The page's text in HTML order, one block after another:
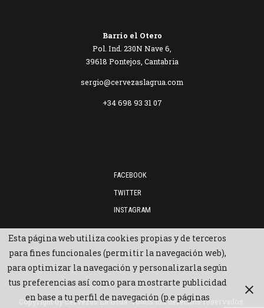
Barrio el Otero
Pol. Ind. 230N Nave 6,
39618 Pontejos, Cantabria
sergio@cervezaslagrua.com
+34 698 93 31 07
FACEBOOK
TWITTER
INSTAGRAM
Copyright by Cervezas La Grúa. Todos los derechos reservados.
Esta página web utiliza cookies propias y de terceros
para fines funcionales (permitir la navegación web),
para optimizar la navegación y personalizarla según
tus preferencias así como para mostrarte publicidad
en base a tu perfil de navegación (p.e páginas